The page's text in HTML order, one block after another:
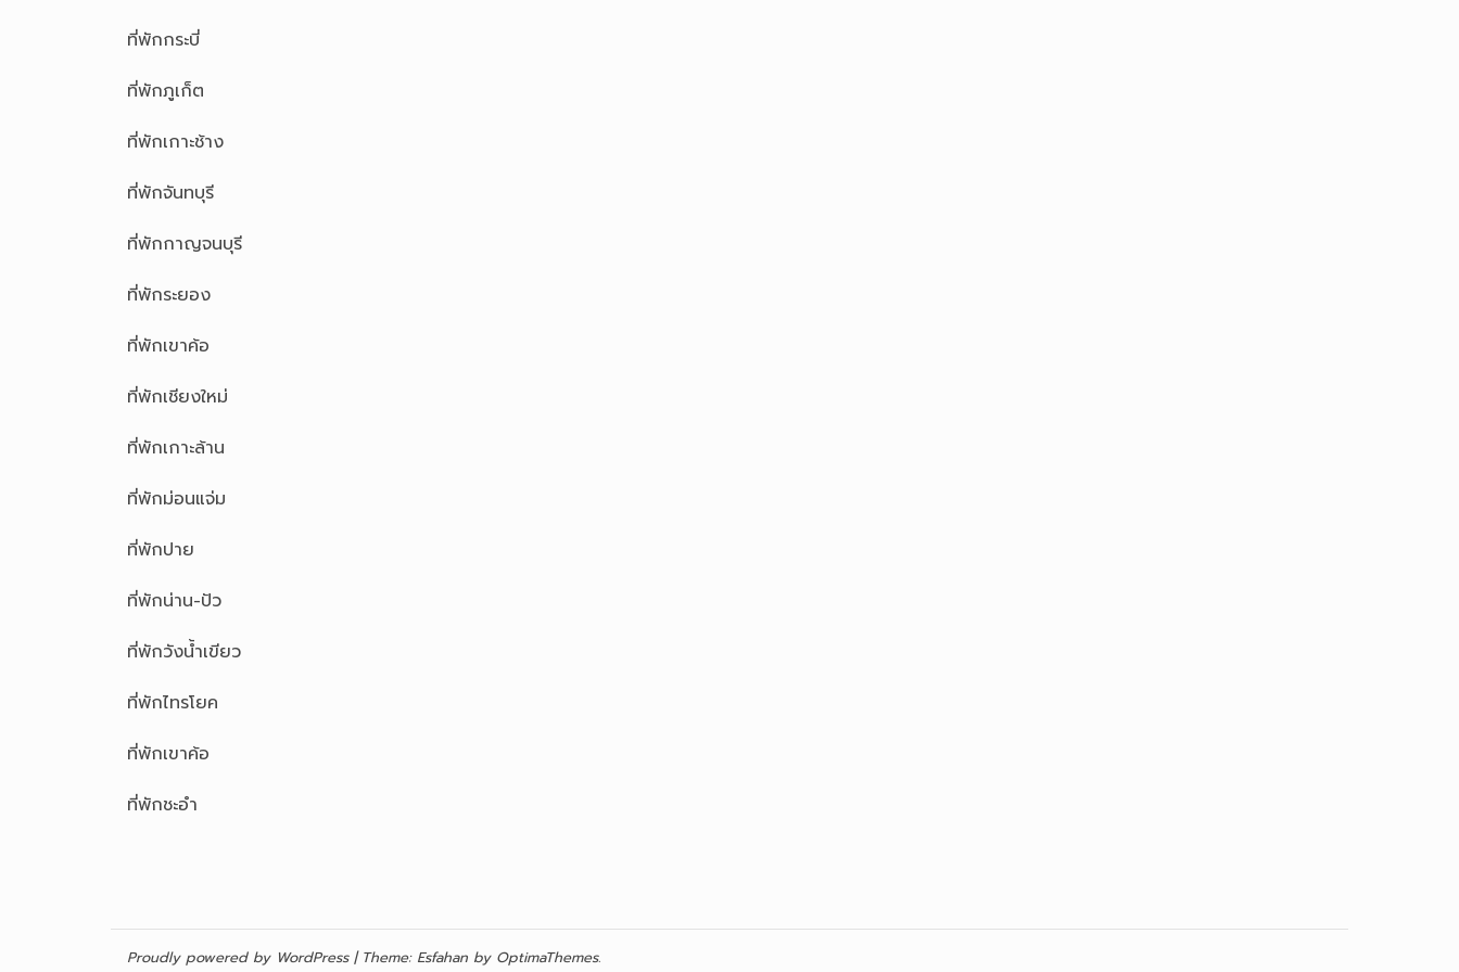
ที่พักกระบี่
ที่พักภูเก็ต
ที่พักเกาะช้าง
ที่พักจันทบุรี
ที่พักกาญจนบุรี
ที่พักระยอง
ที่พักเขาค้อ
ที่พักเชียงใหม่
ที่พักเกาะล้าน
ที่พักม่อนแจ่ม
ที่พักปาย
ที่พักน่าน-ปัว
ที่พักวังน้ำเขียว
ที่พักไทรโยค
ที่พักเขาค้อ
ที่พักชะอำ
Proudly powered by WordPress | Theme: Esfahan by OptimaThemes.